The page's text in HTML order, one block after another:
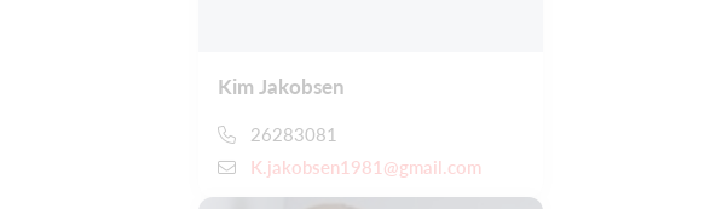
Kim Jakobsen
26283081
K.jakobsen1981@gmail.com